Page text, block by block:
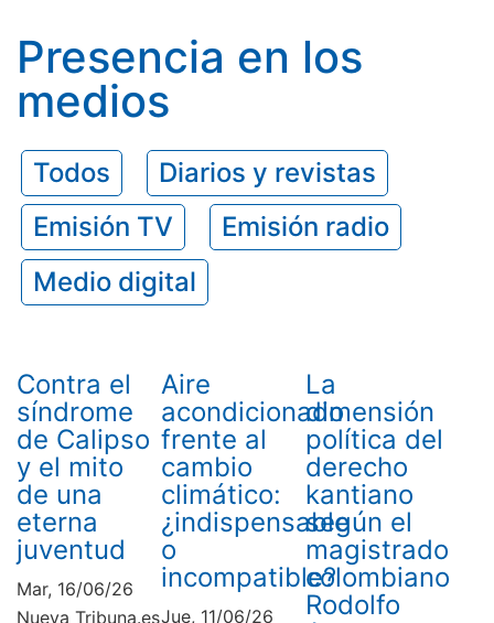
Presencia en los
medios
Todos
Diarios y revistas
Emisión TV
Emisión radio
Medio digital
Contra el
síndrome
de Calipso
y el mito
de una
eterna
juventud
Mar, 16/06/26
Nueva Tribuna.es
Aire
acondicionado
frente al
cambio
climático:
¿indispensable
o
incompatible?
Jue, 11/06/26
La
dimensión
política del
derecho
kantiano
según el
magistrado
colombiano
Rodolfo